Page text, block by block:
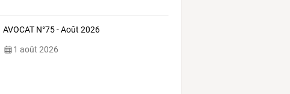
AVOCAT N°75 - Août 2026
1 août 2026